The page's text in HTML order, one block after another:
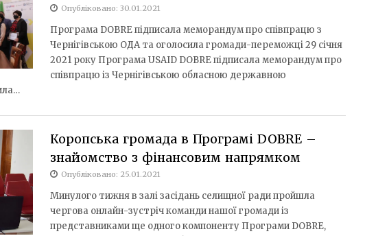
Опубліковано: 30.01.2021
Програма DOBRE підписала меморандум про співпрацю з
Чернігівською ОДА та оголосила громади-переможці 29 січня
2021 року Програма USAID DOBRE підписала меморандум про
співпрацю із Чернігівською обласною державною
Коропська громада в Програмі DOBRE –
знайомство з фінансовим напрямком
Опубліковано: 25.01.2021
Минулого тижня в залі засідань селищної ради пройшла
чергова онлайн-зустріч команди нашої громади із
представниками ще одного компоненту Програми DOBRE,